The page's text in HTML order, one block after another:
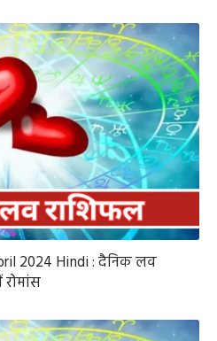
2024 Hindi : दैनिक लव